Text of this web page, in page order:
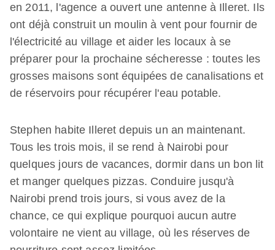
en 2011, l'agence a ouvert une antenne à Illeret. Ils
ont déjà construit un moulin à vent pour fournir de
l'électricité au village et aider les locaux à se
préparer pour la prochaine sécheresse : toutes les
grosses maisons sont équipées de canalisations et
de réservoirs pour récupérer l'eau potable.
Stephen habite Illeret depuis un an maintenant.
Tous les trois mois, il se rend à Nairobi pour
quelques jours de vacances, dormir dans un bon lit
et manger quelques pizzas. Conduire jusqu'à
Nairobi prend trois jours, si vous avez de la
chance, ce qui explique pourquoi aucun autre
volontaire ne vient au village, où les réserves de